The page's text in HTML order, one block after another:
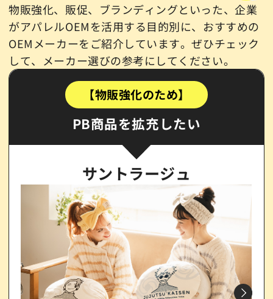
物販強化、販促、ブランディングといった、企業
がアパレルOEMを活用する目的別に、おすすめの
OEMメーカーをご紹介しています。ぜひチェック
して、メーカー選びの参考にしてください。
【物販強化のため】
PB商品を拡充したい
サントラージュ